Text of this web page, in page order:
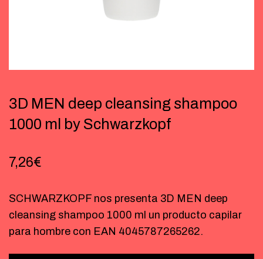
3D MEN deep cleansing shampoo
1000 ml by Schwarzkopf
7,26€
SCHWARZKOPF nos presenta 3D MEN deep
cleansing shampoo 1000 ml un producto capilar
para hombre con EAN 4045787265262.